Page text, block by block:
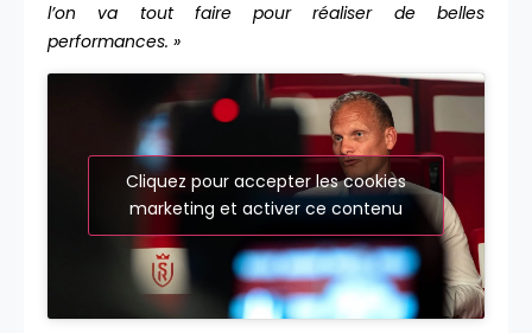
l’on va tout faire pour réaliser de belles
performances. »
Cliquez pour accepter les cookies
marketing et activer ce contenu